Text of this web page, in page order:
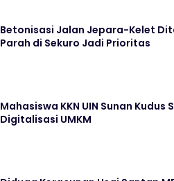
Betonisasi Jalan Jepara-Kelet
Parah di Sekuro Jadi Prioritas
Mahasiswa KKN UIN Sunan
Digitalisasi UMKM